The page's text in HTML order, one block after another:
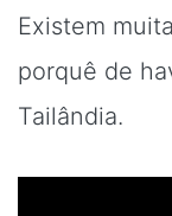
Existem
porquê de
Tailândia.